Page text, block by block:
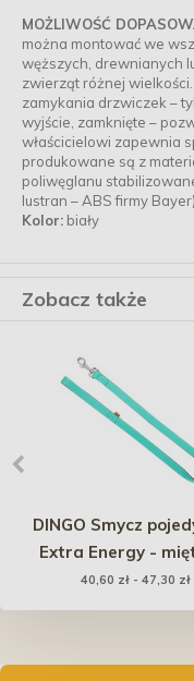
MOŻLIWOŚĆ
można montować we
węższych, drewnianych
zwierząt różnej
zamykania drzwiczek –
wyjście, zamknięte –
właścicielowi zapewnia
produkowane są z
poliwęglanu
lustran – ABS firmy
Kolor: biały
Zobacz także
DINGO Smycz
Extra Energy -
40,60 zł - 47,30 zł